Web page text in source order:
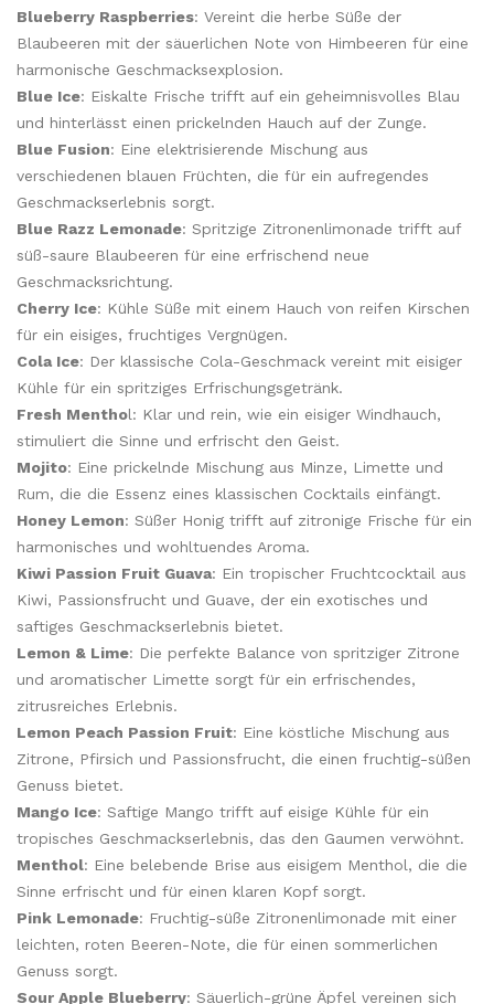
Blueberry Raspberries: Vereint die herbe Süße der
Blaubeeren mit der säuerlichen Note von Himbeeren für eine
harmonische Geschmacksexplosion.
Blue Ice: Eiskalte Frische trifft auf ein geheimnisvolles Blau
und hinterlässt einen prickelnden Hauch auf der Zunge.
Blue Fusion: Eine elektrisierende Mischung aus
verschiedenen blauen Früchten, die für ein aufregendes
Geschmackserlebnis sorgt.
Blue Razz Lemonade: Spritzige Zitronenlimonade trifft auf
süß-saure Blaubeeren für eine erfrischend neue
Geschmacksrichtung.
Cherry Ice: Kühle Süße mit einem Hauch von reifen Kirschen
für ein eisiges, fruchtiges Vergnügen.
Cola Ice: Der klassische Cola-Geschmack vereint mit eisiger
Kühle für ein spritziges Erfrischungsgetränk.
Fresh Menthol: Klar und rein, wie ein eisiger Windhauch,
stimuliert die Sinne und erfrischt den Geist.
Mojito: Eine prickelnde Mischung aus Minze, Limette und
Rum, die die Essenz eines klassischen Cocktails einfängt.
Honey Lemon: Süßer Honig trifft auf zitronige Frische für ein
harmonisches und wohltuendes Aroma.
Kiwi Passion Fruit Guava: Ein tropischer Fruchtcocktail aus
Kiwi, Passionsfrucht und Guave, der ein exotisches und
saftiges Geschmackserlebnis bietet.
Lemon & Lime: Die perfekte Balance von spritziger Zitrone
und aromatischer Limette sorgt für ein erfrischendes,
zitrusreiches Erlebnis.
Lemon Peach Passion Fruit: Eine köstliche Mischung aus
Zitrone, Pfirsich und Passionsfrucht, die einen fruchtig-süßen
Genuss bietet.
Mango Ice: Saftige Mango trifft auf eisige Kühle für ein
tropisches Geschmackserlebnis, das den Gaumen verwöhnt.
Menthol: Eine belebende Brise aus eisigem Menthol, die die
Sinne erfrischt und für einen klaren Kopf sorgt.
Pink Lemonade: Fruchtig-süße Zitronenlimonade mit einer
leichten, roten Beeren-Note, die für einen sommerlichen
Genuss sorgt.
Sour Apple Blueberry: Säuerlich-grüne Äpfel vereinen sich